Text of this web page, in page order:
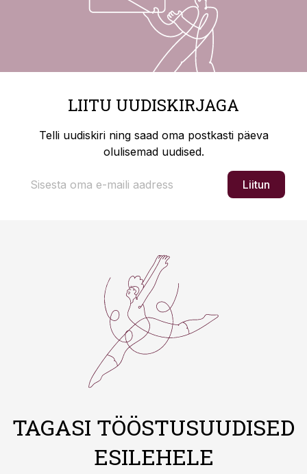
LIITU UUDISKIRJAGA
Telli uudiskiri ning saad oma postkasti päeva
olulisemad uudised.
Liitun
TAGASI TÖÖSTUSUUDISED
ESILEHELE